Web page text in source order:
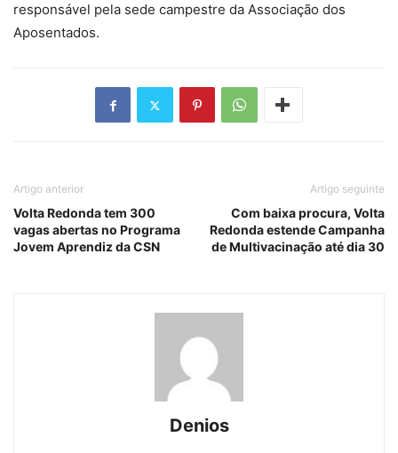
responsável pela sede campestre da Associação dos
Aposentados.
Artigo anterior
Volta Redonda tem 300
vagas abertas no Programa
Jovem Aprendiz da CSN
Artigo seguinte
Com baixa procura, Volta
Redonda estende Campanha
de Multivacinação até dia 30
Denios